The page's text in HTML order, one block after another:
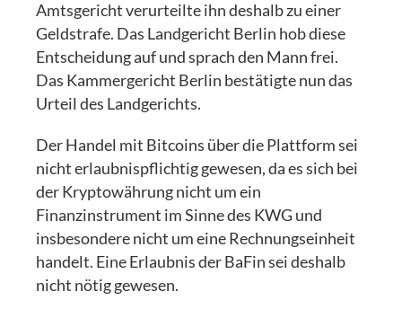
Amtsgericht verurteilte ihn deshalb zu einer
Geldstrafe. Das Landgericht Berlin hob diese
Entscheidung auf und sprach den Mann frei.
Das Kammergericht Berlin bestätigte nun das
Urteil des Landgerichts.
Der Handel mit Bitcoins über die Plattform sei
nicht erlaubnispflichtig gewesen, da es sich bei
der Kryptowährung nicht um ein
Finanzinstrument im Sinne des KWG und
insbesondere nicht um eine Rechnungseinheit
handelt. Eine Erlaubnis der BaFin sei deshalb
nicht nötig gewesen.